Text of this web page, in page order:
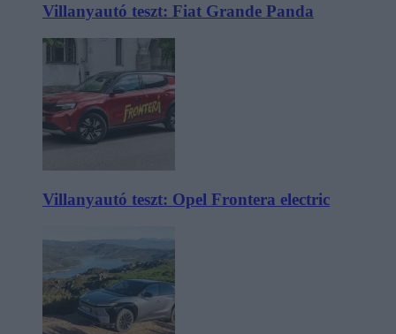
Villanyautó teszt: Fiat Grande Panda
Villanyautó teszt: Opel Frontera electric